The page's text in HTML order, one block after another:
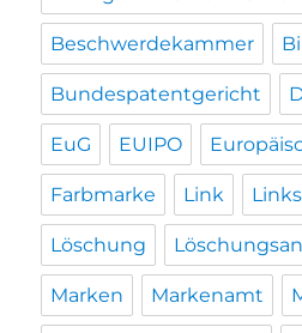
Beschwerdekammer
Bundespatentgericht
EuG EUIPO
Farbmarke Link Links
Löschung
Marken Markenamt